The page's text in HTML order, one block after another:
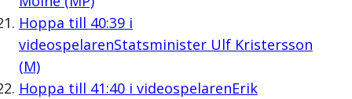
Hoppa till 40:39i
videospelarenStatsminister Ulf Kristersson
(M)
Hoppa till 41:40i videospelarenErik